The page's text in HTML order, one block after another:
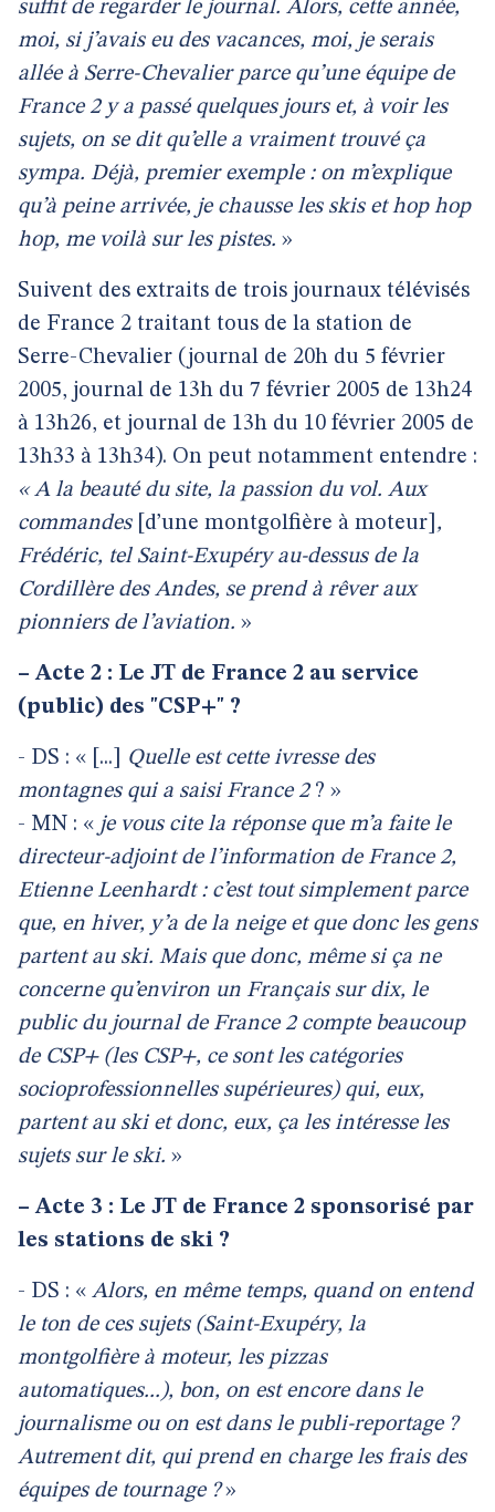
suffit de regarder le journal. Alors, cette année,
moi, si j’avais eu des vacances, moi, je serais
allée à Serre-Chevalier parce qu’une équipe de
France 2 y a passé quelques jours et, à voir les
sujets, on se dit qu’elle a vraiment trouvé ça
sympa. Déjà, premier exemple : on m’explique
qu’à peine arrivée, je chausse les skis et hop hop
hop, me voilà sur les pistes. »
Suivent des extraits de trois journaux télévisés
de France 2 traitant tous de la station de
Serre-Chevalier (journal de 20h du 5 février
2005, journal de 13h du 7 février 2005 de 13h24
à 13h26, et journal de 13h du 10 février 2005 de
13h33 à 13h34). On peut notamment entendre :
« A la beauté du site, la passion du vol. Aux
commandes [d’une montgolfière à moteur] ,
Frédéric, tel Saint-Exupéry au-dessus de la
Cordillère des Andes, se prend à rêver aux
pionniers de l’aviation. »
– Acte 2 : Le JT de France 2 au service
(public) des "CSP+" ?
- DS : « [...] Quelle est cette ivresse des
montagnes qui a saisi France 2? »
- MN : « je vous cite la réponse que m’a faite le
directeur-adjoint de l’information de France 2,
Etienne Leenhardt : c’est tout simplement parce
que, en hiver, y’a de la neige et que donc les gens
partent au ski. Mais que donc, même si ça ne
concerne qu’environ un Français sur dix, le
public du journal de France 2 compte beaucoup
de CSP+ (les CSP+, ce sont les catégories
socioprofessionnelles supérieures) qui, eux,
partent au ski et donc, eux, ça les intéresse les
sujets sur le ski. »
– Acte 3 : Le JT de France 2 sponsorisé par
les stations de ski ?
- DS : « Alors, en même temps, quand on entend
le ton de ces sujets (Saint-Exupéry, la
montgolfière à moteur, les pizzas
automatiques...), bon, on est encore dans le
journalisme ou on est dans le publi-reportage ?
Autrement dit, qui prend en charge les frais des
équipes de tournage ?»